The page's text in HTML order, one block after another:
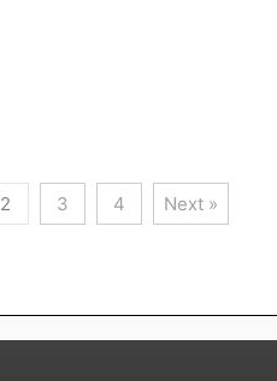
2 3 4 Next »